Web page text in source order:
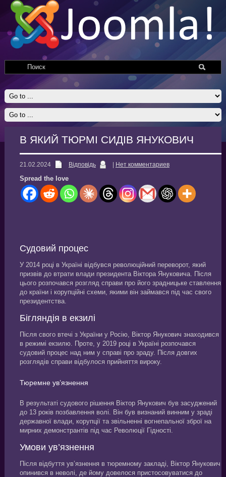
В ЯКИЙ ТЮРМІ СИДІВ ЯНУКОВИЧ
21.02.2024 Відповідь Нет комментариев
Spread the love
Судовий процес
У 2014 році в Україні відбувся революційний переворот, який
призвів до втрати влади президента Віктора Януковича. Після
цього розпочався розгляд справи про його зрадницьке ставлення
до країни і корупційні схеми, якими він займався під час свого
президентства.
Бігляндія в екзилі
Після свого втечі з України у Росію, Віктор Янукович знаходився
в режимі екзилю. Проте, у 2019 році в Україні розпочався
судовий процес над ним у справі про зраду. Після довгих
розглядів справи відбулося прийняття вироку.
Тюремне ув’язнення
В результаті судового рішення Віктор Янукович був засуджений
до 13 років позбавлення волі. Він був визнаний винним у зраді
державної влади, корупції та звільненні вогнепальної зброї на
мирних демонстрантів під час Революції Гідності.
Умови ув’язнення
Після відбуття ув’язнення в тюремному закладі, Віктор Янукович
опинився в неволі, де йому довелося пристосовуватися до